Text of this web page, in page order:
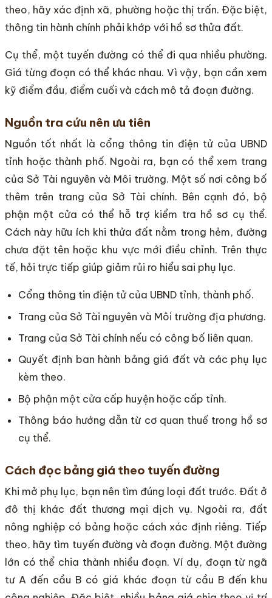
theo, hãy xác định xã, phường hoặc thị trấn. Đặc biệt,
thông tin hành chính phải khớp với hồ sơ thửa đất.
Cụ thể, một tuyến đường có thể đi qua nhiều phường.
Giá từng đoạn có thể khác nhau. Vì vậy, bạn cần xem
kỹ điểm đầu, điểm cuối và cách mô tả đoạn đường.
Nguồn tra cứu nên ưu tiên
Nguồn tốt nhất là cổng thông tin điện tử của UBND
tỉnh hoặc thành phố. Ngoài ra, bạn có thể xem trang
của Sở Tài nguyên và Môi trường. Một số nơi công bố
thêm trên trang của Sở Tài chính. Bên cạnh đó, bộ
phận một cửa có thể hỗ trợ kiểm tra hồ sơ cụ thể.
Cách này hữu ích khi thửa đất nằm trong hẻm, đường
chưa đặt tên hoặc khu vực mới điều chỉnh. Trên thực
tế, hỏi trực tiếp giúp giảm rủi ro hiểu sai phụ lục.
Cổng thông tin điện tử của UBND tỉnh, thành phố.
Trang của Sở Tài nguyên và Môi trường địa phương.
Trang của Sở Tài chính nếu có công bố liên quan.
Quyết định ban hành bảng giá đất và các phụ lục
kèm theo.
Bộ phận một cửa cấp huyện hoặc cấp tỉnh.
Thông báo hướng dẫn từ cơ quan thuế trong hồ sơ
cụ thể.
Cách đọc bảng giá theo tuyến đường
Khi mở phụ lục, bạn nên tìm đúng loại đất trước. Đất ở
đô thị khác đất thương mại dịch vụ. Ngoài ra, đất
nông nghiệp có bảng hoặc cách xác định riêng. Tiếp
theo, hãy tìm tuyến đường và đoạn đường. Một đường
lớn có thể chia thành nhiều đoạn. Ví dụ, đoạn từ ngã
tư A đến cầu B có giá khác đoạn từ cầu B đến khu